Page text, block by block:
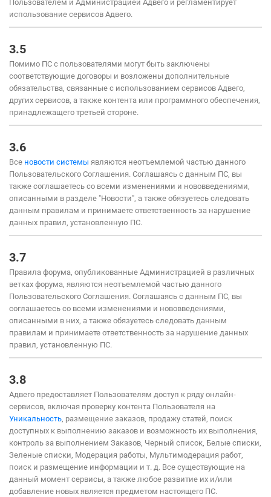
Пользователем и Администрацией Адвего и регламентирует
использование сервисов Адвего.
3.5
Помимо ПС с пользователями могут быть заключены
соответствующие договоры и возложены дополнительные
обязательства, связанные с использованием сервисов Адвего,
других сервисов, а также контента или программного обеспечения,
принадлежащего третьей стороне.
3.6
Все новости системы являются неотъемлемой частью данного
Пользовательского Соглашения. Соглашаясь с данным ПС, вы
также соглашаетесь со всеми изменениями и нововведениями,
описанными в разделе "Новости", а также обязуетесь следовать
данным правилам и принимаете ответственность за нарушение
данных правил, установленную ПС.
3.7
Правила форума, опубликованные Администрацией в различных
ветках форума, являются неотъемлемой частью данного
Пользовательского Соглашения. Соглашаясь с данным ПС, вы
соглашаетесь со всеми изменениями и нововведениями,
описанными в них, а также обязуетесь следовать данным
правилам и принимаете ответственность за нарушение данных
правил, установленную ПС.
3.8
Адвего предоставляет Пользователям доступ к ряду онлайн-
сервисов, включая проверку контента Пользователя на
Уникальность, размещение заказов, продажу статей, поиск
доступных к выполнению заказов и возможность их выполнения,
контроль за выполнением Заказов, Черный список, Белые списки,
Зеленые списки, Модерация работы, Мультимодерация работ,
поиск и размещение информации и т. д. Все существующие на
данный момент сервисы, а также любое развитие их и/или
добавление новых является предметом настоящего ПС.